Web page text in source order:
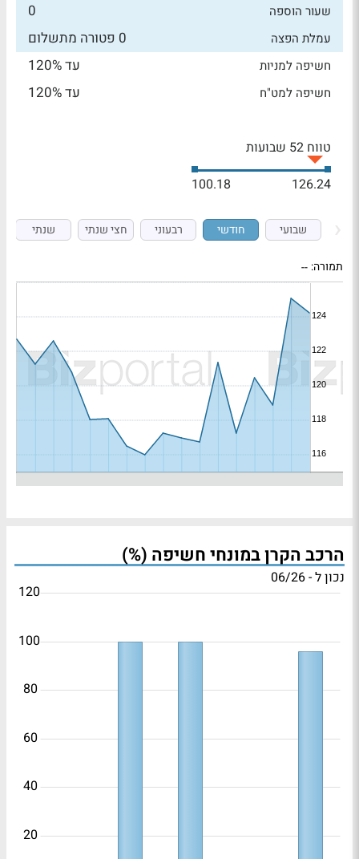
שעור הוספה
0
עמלת הפצה 0 פטורה מתשלום
חשיפה למניות עד 120%
חשיפה למט"ח עד 120%
טווח 52 שבועות
126.24
100.18
שבועי חודשי רבעוני חצי שנתי שנתי
תמורה: --
הרכב הקרן במונחי חשיפה (%)
נכון ל - 06/26
20
40
60
80
100
120